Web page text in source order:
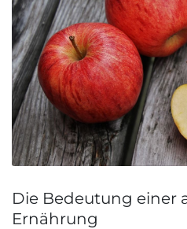
Die Bedeutung einer
Ernährung